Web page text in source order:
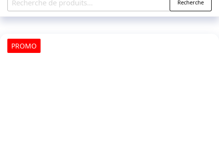
pour :
Recherche
PROMO